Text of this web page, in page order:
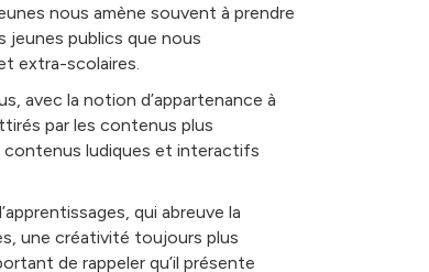
nous amène souvent à prendre
jeunes publics que nous
extra-scolaires.
avec la notion d’appartenance à
par les contenus plus
contenus ludiques et interactifs
qui abreuve la
une créativité toujours plus
de rappeler qu’il présente